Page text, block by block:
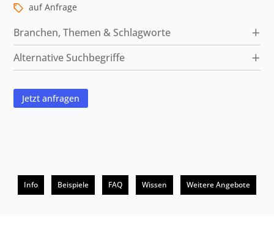
auf Anfrage
Branchen, Themen & Schlagworte
Alternative Suchbegriffe
Jetzt anfragen
Info Beispiele FAQ Wissen Weitere Angebote